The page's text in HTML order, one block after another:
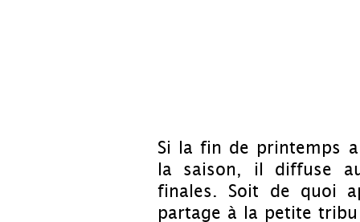
Si la fin de printemps
la saison, il diffuse
finales. Soit de quoi
partage à la petite